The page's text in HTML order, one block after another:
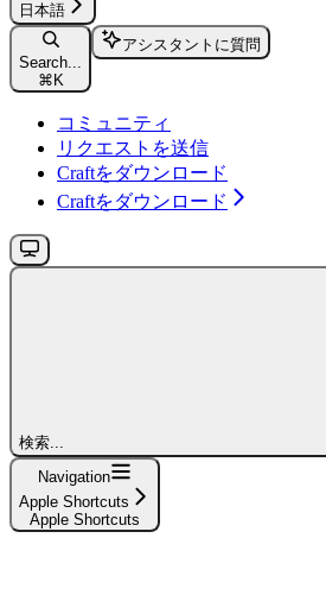
日本語
Search...
⌘ K
アシスタントに質問
コミュニティ
リクエストを送信
Craftをダウンロード
Craftをダウンロード
検索...
Navigation
Apple Shortcuts
Apple Shortcuts